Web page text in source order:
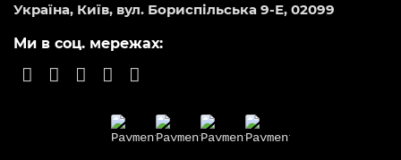
Україна, Київ, вул. Бориспільська 9-Е, 02099
Ми в соц. мережах: